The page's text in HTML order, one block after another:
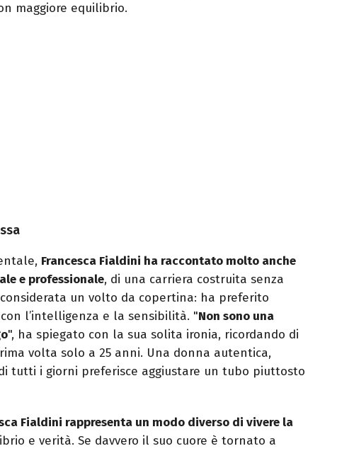
maggiore equilibrio.
Francesca Fialdini ha raccontato molto anche
e professionale, di una carriera costruita senza
un volto da copertina: ha preferito
l’intelligenza e la sensibilità. "Non sono una
", ha spiegato con la sua solita ironia, ricordando di
volta solo a 25 anni. Una donna autentica,
tutti i giorni preferisce aggiustare un tubo piuttosto
Fialdini rappresenta un modo diverso di vivere la
e verità. Se davvero il suo cuore è tornato a